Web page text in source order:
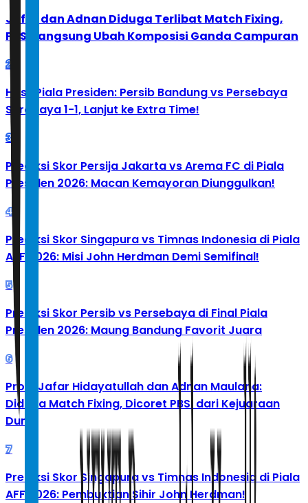
Jafar dan Adnan Diduga Terlibat Match Fixing,
PBSI Langsung Ubah Komposisi Ganda Campuran
2
Hasil Piala Presiden: Persib Bandung vs Persebaya
Surabaya 1-1, Lanjut ke Extra Time!
3
Prediksi Skor Persija Jakarta vs Arema FC di Piala
Presiden 2026: Macan Kemayoran Diunggulkan!
4
Prediksi Skor Singapura vs Timnas Indonesia di Piala
AFF 2026: Misi John Herdman Demi Semifinal!
5
Prediksi Skor Persib vs Persebaya di Final Piala
Presiden 2026: Maung Bandung Favorit Juara
6
Profil Jafar Hidayatullah dan Adnan Maulana:
Diduga Match Fixing, Dicoret PBSI dari Kejuaraan
Dunia
7
Prediksi Skor Singapura vs Timnas Indonesia di Piala
AFF 2026: Pembuktian Sihir John Herdman!